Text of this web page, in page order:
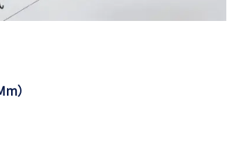
）